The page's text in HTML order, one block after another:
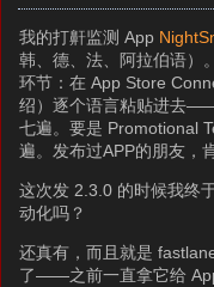
我的打鼾监测 App
韩、德、法、阿拉伯语）
环节：在 App Store
绍）逐个语言粘贴进去
七遍。要是 Promotional
遍。发布过APP的朋友，
这次发 2.3.0 的时候我终
动化吗？
还真有，而且就是
了——之前一直拿它给